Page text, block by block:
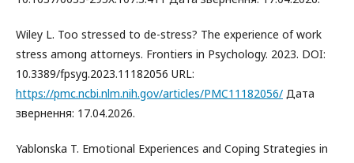
Wiley L. Too stressed to de-stress? The experience of work
stress among attorneys. Frontiers in Psychology. 2023. DOI:
10.3389/fpsyg.2023.11182056 URL:
https://pmc.ncbi.nlm.nih.gov/articles/PMC11182056/ Дата
звернення: 17.04.2026.
Yablonska T. Emotional Experiences and Coping Strategies in